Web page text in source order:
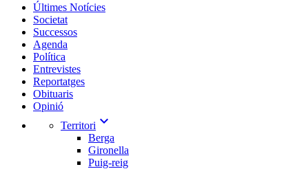
Últimes Notícies
Societat
Successos
Agenda
Política
Entrevistes
Reportatges
Obituaris
Opinió
Territori expand_more
Berga
Gironella
Puig-reig